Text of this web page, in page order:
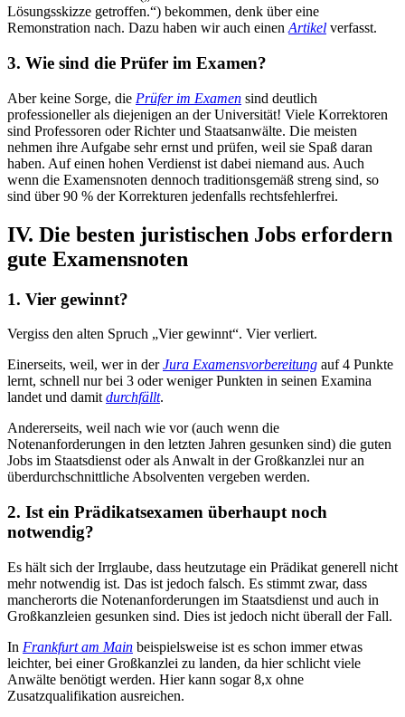
Lösungsskizze getroffen.“) bekommen, denk über eine
Remonstration nach. Dazu haben wir auch einenArtikel verfasst.
3. Wie sind die Prüfer im Examen?
Aber keine Sorge, die Prüfer im Examen sind deutlich
professioneller als diejenigen an der Universität! Viele Korrektoren
sind Professoren oder Richter und Staatsanwälte. Die meisten
nehmen ihre Aufgabe sehr ernst und prüfen, weil sie Spaß daran
haben. Auf einen hohen Verdienst ist dabei niemand aus. Auch
wenn die Examensnoten dennoch traditionsgemäß streng sind, so
sind über 90 % der Korrekturen jedenfalls rechtsfehlerfrei.
IV. Die besten juristischen Jobs erfordern
gute Examensnoten
1. Vier gewinnt?
Vergiss den alten Spruch „Vier gewinnt“. Vier verliert.
Einerseits, weil, wer in derJura Examensvorbereitung auf 4 Punkte
lernt, schnell nur bei 3 oder weniger Punkten in seinen Examina
landet und damitdurchfällt.
Andererseits, weil nach wie vor (auch wenn die
Notenanforderungen in den letzten Jahren gesunken sind) die guten
Jobs im Staatsdienst oder als Anwalt in der Großkanzlei nur an
überdurchschnittliche Absolventen vergeben werden.
2. Ist ein Prädikatsexamen überhaupt noch
notwendig?
Es hält sich der Irrglaube, dass heutzutage ein Prädikat generell nicht
mehr notwendig ist. Das ist jedoch falsch. Es stimmt zwar, dass
mancherorts die Notenanforderungen im Staatsdienst und auch in
Großkanzleien gesunken sind. Dies ist jedoch nicht überall der Fall.
In Frankfurt am Main beispielsweise ist es schon immer etwas
leichter, bei einer Großkanzlei zu landen, da hier schlicht viele
Anwälte benötigt werden. Hier kann sogar 8,x ohne
Zusatzqualifikation ausreichen.